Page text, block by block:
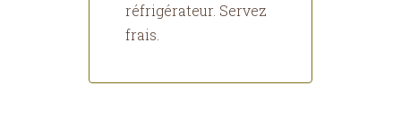
réfrigérateur. Servez
frais.